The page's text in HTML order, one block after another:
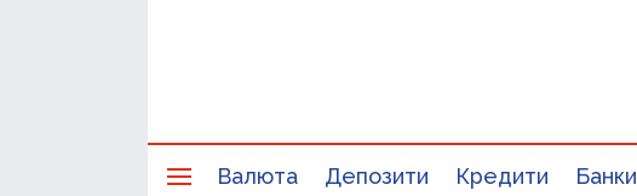
Валюта Депозити Кредити Банки